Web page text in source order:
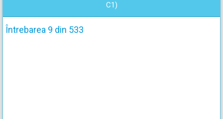
C1)
Întrebarea 9 din 533